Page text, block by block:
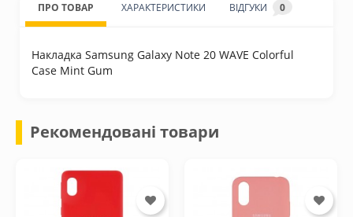
ПРО ТОВАР ХАРАКТЕРИСТИКИ ВІДГУКИ 0
Накладка Samsung Galaxy Note 20 WAVE Colorful
Case Mint Gum
Рекомендовані товари